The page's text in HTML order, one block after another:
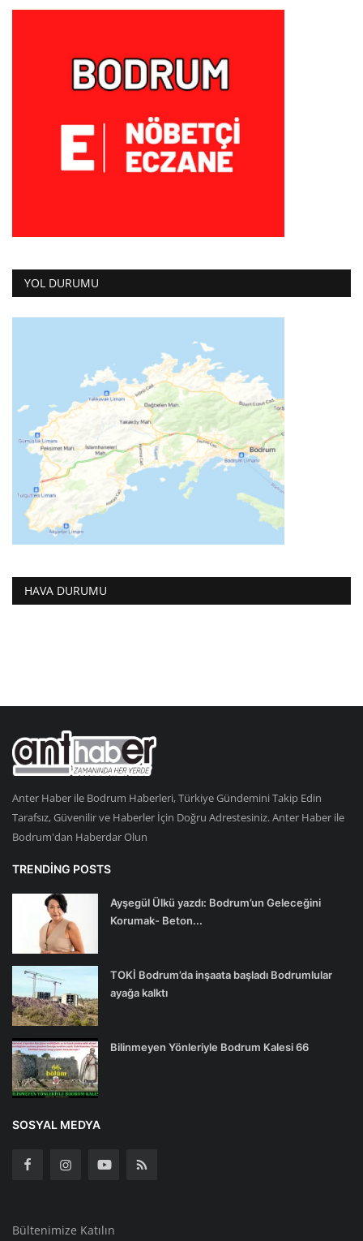
YOL DURUMU
HAVA DURUMU
Anter Haber ile Bodrum Haberleri, Türkiye Gündemini Takip Edin
Tarafsız, Güvenilir ve Haberler İçin Doğru Adrestesiniz. Anter Haber ile
Bodrum'dan Haberdar Olun
TRENDING POSTS
Ayşegül Ülkü yazdı: Bodrum’un Geleceğini
Korumak- Beton...
TOKİ Bodrum’da inşaata başladı Bodrumlular
ayağa kalktı
Bilinmeyen Yönleriyle Bodrum Kalesi 66
SOSYAL MEDYA
Bültenimize Katılın